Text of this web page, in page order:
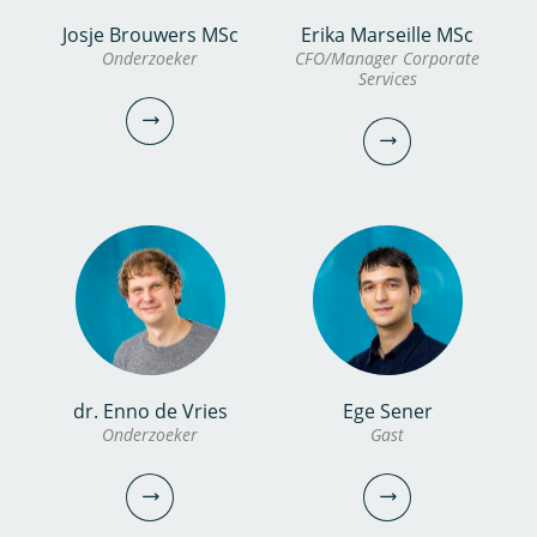
Hilde Toet
Senior assistent
programmamanager
030-60697553
hilde.toet@kwrwater.nl
bekijk
profiel
Mina Yazdani
PhD candidate
mina.yazdani@kwrwater.nl
bekijk profiel
Josje Brouwers MSc
Onderzoeker
Josje Brouwers MSc
Erika Marseille MSc
CFO/Manager Corporate
Services
Erika Marseille MSc
CFO/Manager Corporate
Services
dr. Enno de Vries
Onderzoeker
Ege Sener
Gast